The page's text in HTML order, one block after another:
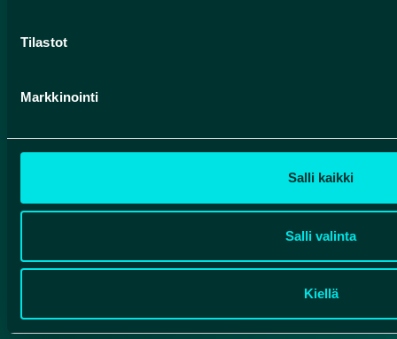
Tilastot
Markkinointi
Salli kaikki
Salli valinta
Kiellä
91500 Muhos
Tilaa Geoparkin uutiskirje
YouTube